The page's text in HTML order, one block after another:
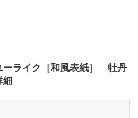
ライク［和風表紙］ 牡丹
細